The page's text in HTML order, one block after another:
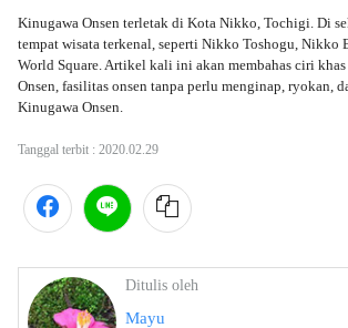
Kinugawa Onsen terletak di Kota Nikko, Tochigi. Di
tempat wisata terkenal, seperti Nikko Toshogu, Nikko
World Square. Artikel kali ini akan membahas ciri
Onsen, fasilitas onsen tanpa perlu menginap, ryokan,
Kinugawa Onsen.
Tanggal terbit : 2020.02.29
Ditulis oleh
Mayu